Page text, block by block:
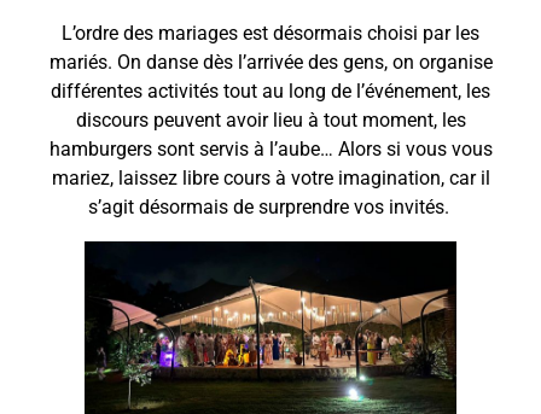
L’ordre des mariages est désormais choisi par les
mariés. On danse dès l’arrivée des gens, on organise
différentes activités tout au long de l’événement, les
discours peuvent avoir lieu à tout moment, les
hamburgers sont servis à l’aube… Alors si vous vous
mariez, laissez libre cours à votre imagination, car il
s’agit désormais de surprendre vos invités.